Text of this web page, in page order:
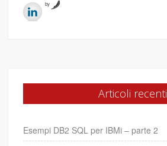
by
Articoli recenti
Esempi DB2 SQL per IBMi – parte 2